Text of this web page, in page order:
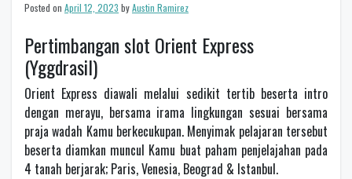
Posted on April 12, 2023 byAustin Ramirez
Pertimbangan slot Orient Express
(Yggdrasil)
Orient Express diawali melalui sedikit tertib beserta intro
dengan merayu, bersama irama lingkungan sesuai bersama
praja wadah Kamu berkecukupan. Menyimak pelajaran tersebut
beserta diamkan muncul Kamu buat paham penjelajahan pada
4 tanah berjarak; Paris, Venesia, Beograd & Istanbul.